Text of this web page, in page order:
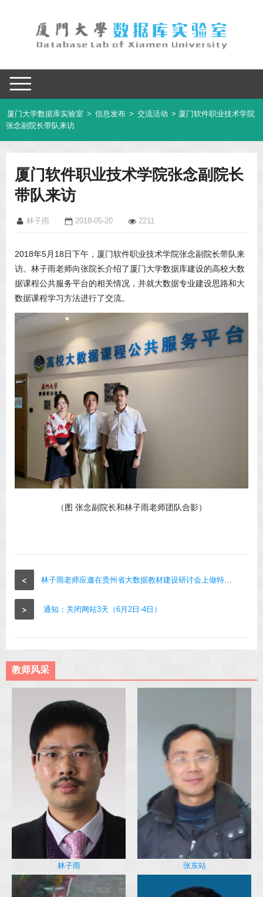
厦门大学数据库实验室 > 信息发布 > 交流活动 > 厦门软件职业技术学院
张念副院长带队来访
厦门软件职业技术学院张念副院长
带队来访
林子雨 2018-05-20 2211
2018年5月18日下午，厦门软件职业技术学院张念副院长带队来
访。林子雨老师向张院长介绍了厦门大学数据库建设的高校大数
据课程公共服务平台的相关情况，并就大数据专业建设思路和大
数据课程学习方法进行了交流。
（图 张念副院长和林子雨老师团队合影）
<
> 通知：关闭网站3天（6月2日-4日）
教师风采
林子雨 张东站